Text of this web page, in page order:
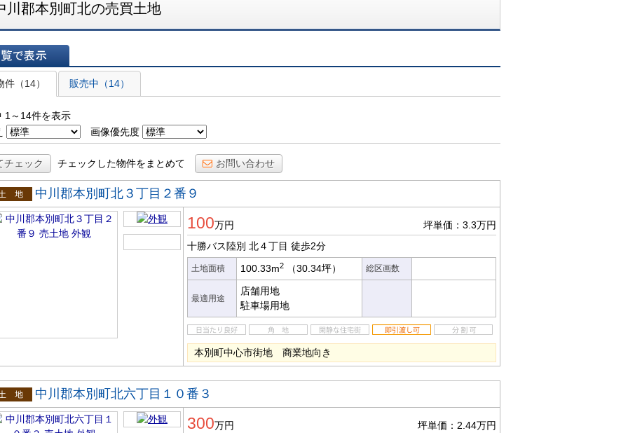
川郡本別町北の売買土地
示
件（14）
販売中（14）
1～14件を表示
画像優先度
チェック チェックした物件をまとめて お問い合わせ
地
中川郡本別町北３丁目２番９
100万円
坪単価：3.3万円
十勝バス陸別 北４丁目 徒歩2分
土地面積 100.33m2 （30.34坪） 総区画数
最適用途
店舗用地
駐車場用地
本別町中心市街地 商業地向き
地
中川郡本別町北六丁目１０番３
300万円
坪単価：2.44万円